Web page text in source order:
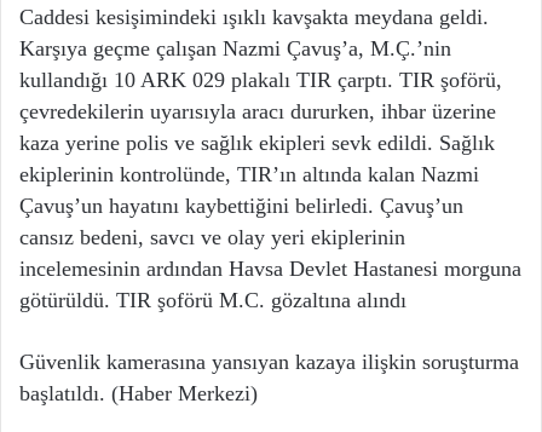
Caddesi kesişimindeki ışıklı kavşakta meydana geldi.
Karşıya geçme çalışan Nazmi Çavuş’a, M.Ç.’nin
kullandığı 10 ARK 029 plakalı TIR çarptı. TIR şoförü,
çevredekilerin uyarısıyla aracı dururken, ihbar üzerine
kaza yerine polis ve sağlık ekipleri sevk edildi. Sağlık
ekiplerinin kontrolünde, TIR’ın altında kalan Nazmi
Çavuş’un hayatını kaybettiğini belirledi. Çavuş’un
cansız bedeni, savcı ve olay yeri ekiplerinin
incelemesinin ardından Havsa Devlet Hastanesi morguna
götürüldü. TIR şoförü M.C. gözaltına alındı
Güvenlik kamerasına yansıyan kazaya ilişkin soruşturma
başlatıldı. (Haber Merkezi)